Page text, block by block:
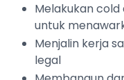
Melakukan
untuk
Menjalin kerja
legal